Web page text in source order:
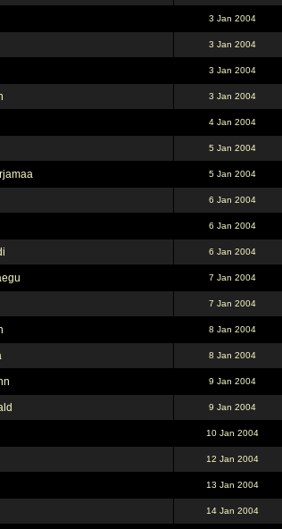
3 Jan 2004
3 Jan 2004
3 Jan 2004
3 Jan 2004
4 Jan 2004
5 Jan 2004
5 Jan 2004
6 Jan 2004
6 Jan 2004
6 Jan 2004
7 Jan 2004
7 Jan 2004
8 Jan 2004
8 Jan 2004
9 Jan 2004
9 Jan 2004
10 Jan 2004
12 Jan 2004
13 Jan 2004
14 Jan 2004